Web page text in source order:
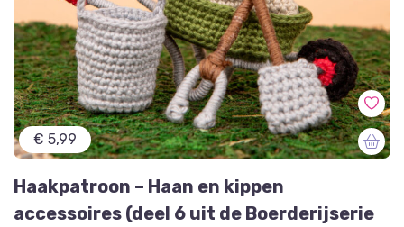
€ 5,99
Haakpatroon – Haan en kippen
accessoires (deel 6 uit de Boerderijserie